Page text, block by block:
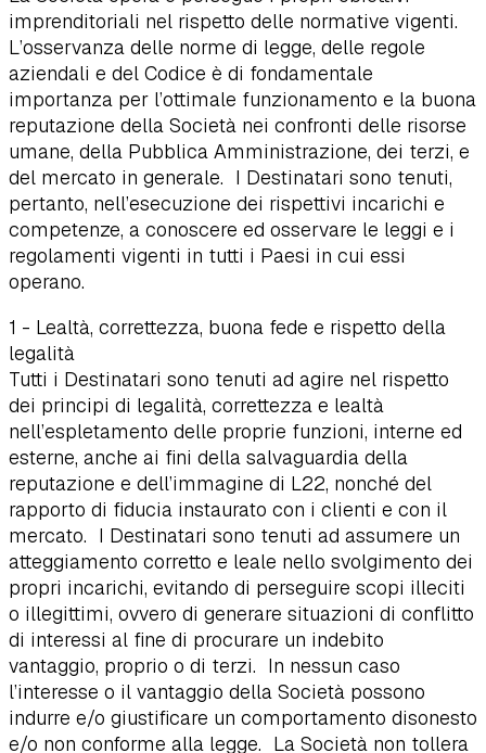
imprenditoriali nel rispetto delle normative vigenti.
L’osservanza delle norme di legge, delle regole
aziendali e del Codice è di fondamentale
importanza per l’ottimale funzionamento e la buona
reputazione della Società nei confronti delle risorse
umane, della Pubblica Amministrazione, dei terzi, e
del mercato in generale. I Destinatari sono tenuti,
pertanto, nell’esecuzione dei rispettivi incarichi e
competenze, a conoscere ed osservare le leggi e i
regolamenti vigenti in tutti i Paesi in cui essi
operano.
1 - Lealtà, correttezza, buona fede e rispetto della
legalità
Tutti i Destinatari sono tenuti ad agire nel rispetto
dei principi di legalità, correttezza e lealtà
nell’espletamento delle proprie funzioni, interne ed
esterne, anche ai fini della salvaguardia della
reputazione e dell’immagine di L22, nonché del
rapporto di fiducia instaurato con i clienti e con il
mercato. I Destinatari sono tenuti ad assumere un
atteggiamento corretto e leale nello svolgimento dei
propri incarichi, evitando di perseguire scopi illeciti
o illegittimi, ovvero di generare situazioni di conflitto
di interessi al fine di procurare un indebito
vantaggio, proprio o di terzi. In nessun caso
l’interesse o il vantaggio della Società possono
indurre e/o giustificare un comportamento disonesto
e/o non conforme alla legge. La Società non tollera